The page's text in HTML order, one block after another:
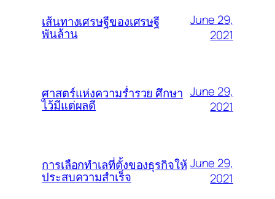
เส้นทางเศรษฐีของเศรษฐี
พันล้าน
June 29,
2021
ศาสตร์แห่งความร่ำรวย ศึกษา
ไว้มีแต่ผลดี
June 29,
2021
การเลือกทำเลที่ตั้งของธุรกิจให้
ประสบความสำเร็จ
June 29,
2021